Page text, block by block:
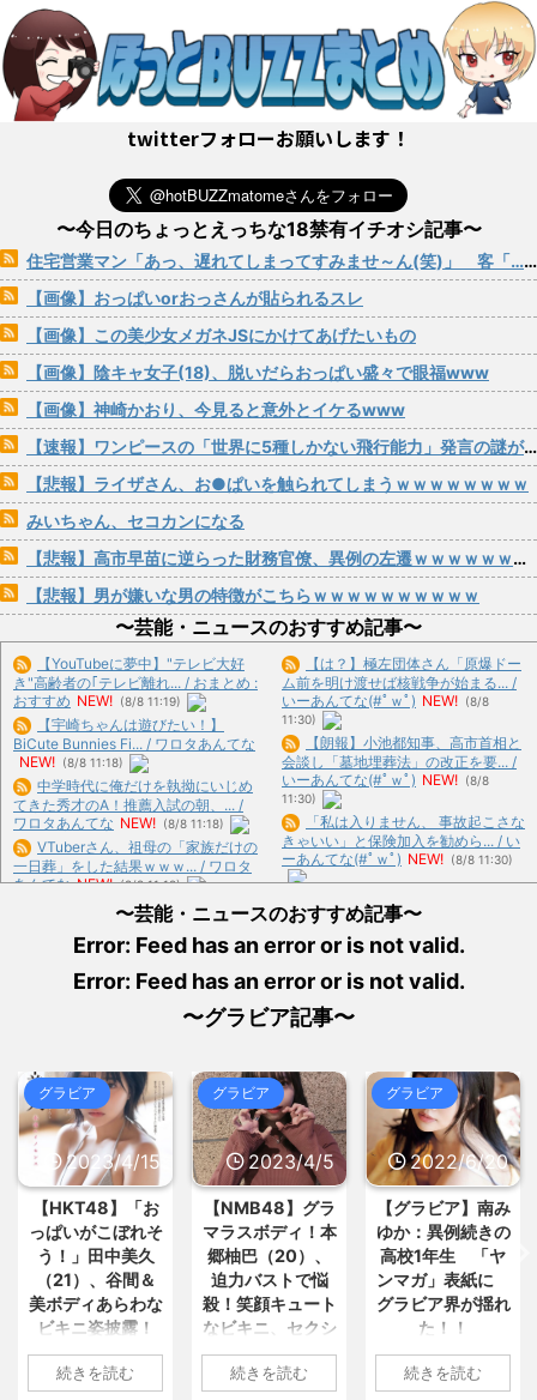
twitterフォローお願いします！
〜今日のちょっとえっちな18禁有イチオシ記事〜
住宅営業マン「あっ、遅れてしまってすみませ～ん(笑)」 客「…今日、契約日ですよね？」→こうなるwww
【画像】おっぱいorおっさんが貼られるスレ
【画像】この美少女メガネJSにかけてあげたいもの
【画像】陰キャ女子(18)、脱いだらおっぱい盛々で眼福www
【画像】神崎かおり、今見ると意外とイケるwww
【速報】ワンピースの「世界に5種しかない飛行能力」発言の謎が解けるWWW
【悲報】ライザさん、お●ぱいを触られてしまうｗｗｗｗｗｗｗｗ
みいちゃん、セコカンになる
【悲報】高市早苗に逆らった財務官僚、異例の左遷ｗｗｗｗｗｗｗｗ
【悲報】男が嫌いな男の特徴がこちらｗｗｗｗｗｗｗｗｗｗ
〜芸能・ニュースのおすすめ記事〜
【YouTubeに夢中】"テレビ大好
き"高齢者の｢テレビ離れ... / おまとめ :
おすすめ NEW! (8/8 11:19)
【宇崎ちゃんは遊びたい！】
BiCute Bunnies Fi... / ワロタあんてな
NEW! (8/8 11:18)
中学時代に俺だけを執拗にいじめ
てきた秀才のA！推薦入試の朝、... /
ワロタあんてな NEW! (8/8 11:18)
VTuberさん、祖母の「家族だけの
一日葬」をした結果ｗｗｗ... / ワロタ
あんてな NEW! (8/8 11:18)
中国のビーチ。ゴミだらけ / ワロ
(8/8 11:18)
14年前に捨てられた元カノの「托
卵」が発覚し間男扱いされた。... / ワ
ロタあんてな NEW! (8/8 11:18)
(ヽ´ん`)「３４歳までずっとニー
トやってきたけどようやくや... / おま
【悲報】ギャル「キング牛丼お願
いします！」すき家「絶対残すか... /
おまとめ : おすすめ NEW! (8/8 10:55)
【画像】爆美女インフルエンサー
「20歳でアルファード一括で買... / お
まとめ : おすすめ NEW! (8/8 10:55)
【予想外】アメリカ人の白人女に
先祖を聞いたら衝撃的なことを言... /
おまとめ : おすすめ NEW! (8/8 09:57)
【信長の野望・新生】米問屋をど
ういう時にどこに建てるのかわか... /
(8/29 00:02)
安倍国葬たったの2.5億円に批判
【は？】極左団体さん「原爆ドー
ム前を明け渡せば核戦争が始まる... /
いーあんてな(#ﾟｗﾟ) NEW! (8/8
11:30)
【朗報】小池都知事、高市首相と
会談し「墓地埋葬法」の改正を要... /
いーあんてな(#ﾟｗﾟ) NEW! (8/8
11:30)
「私は入りません、 事故起こさな
きゃいい」と保険加入を勧めら... / い
ーあんてな(#ﾟｗﾟ) NEW! (8/8 11:30)
高市首相が経歴詐称していると確
信した某映画評論家、「上級公務... /
いーあんてな(#ﾟｗﾟ) NEW!
11:30)
蓮舫議員「蓮舫だから叩いてい
/ いーあんてな(#ﾟｗﾟ)
3・4合併号に載ってる作品... / 5chま
とめMAP(総合)
NEW! (8/8 11:25)
「キスしろ」というヤジからパニ
ックに… 渡邊渚が語るフラッシ... /
5chまとめMAP(総合) NEW! (8/8
11:23)
【静岡】「何度も何度も追突され
て...何が目的か本当に理解で... / 5ch
まとめMAP(総合) NEW! (8/8 11:11)
【悲報】ジャンポケ斉藤の妻、夫
の求刑7年翌日にInstagr... / 5chまとめ
MAP(総合)
NEW! (8/8 11:05)
さかなクン 50歳 結婚してる？
に回答 / 5chまとめMAP(総合) NEW!
(8/8 10:51)
〜芸能・ニュースのおすすめ記事〜
Error: Feed has an error or is not valid.
Error: Feed has an error or is not valid.
〜グラビア記事〜
グラビア
2023/4/15
【HKT48】「お
っぱいがこぼれそ
う！」田中美久
（21）、谷間＆
美ボディあらわな
ビキニ姿披露！
「えっちいすぎ
る」絶賛の声殺到
続きを読む
グラビア
2023/4/5
【NMB48】グラ
マラスボディ！本
郷柚巴（20）、
迫力バストで悩
殺！笑顔キュート
なビキニ、セクシ
ーニット、ランジ
ェリー姿披露
続きを読む
グラビア
2022/6/20
【グラビア】南み
ゆか：異例続きの
高校1年生 「ヤ
ンマガ」表紙に
グラビア界が揺れ
た！！
1: 名無しさん
2022/06/20(月)
続きを読む